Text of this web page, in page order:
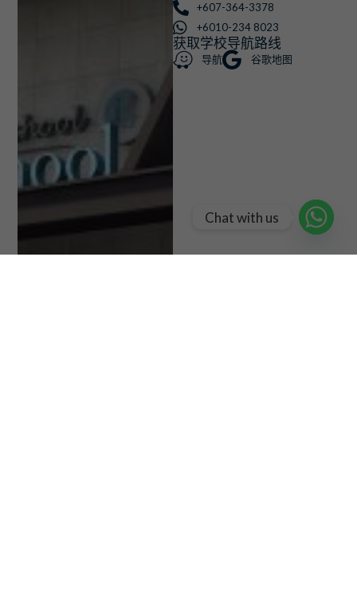
+607-364-3378
+6010-234 8023
获取学校导航路线
导航 谷歌地图
Chat with us